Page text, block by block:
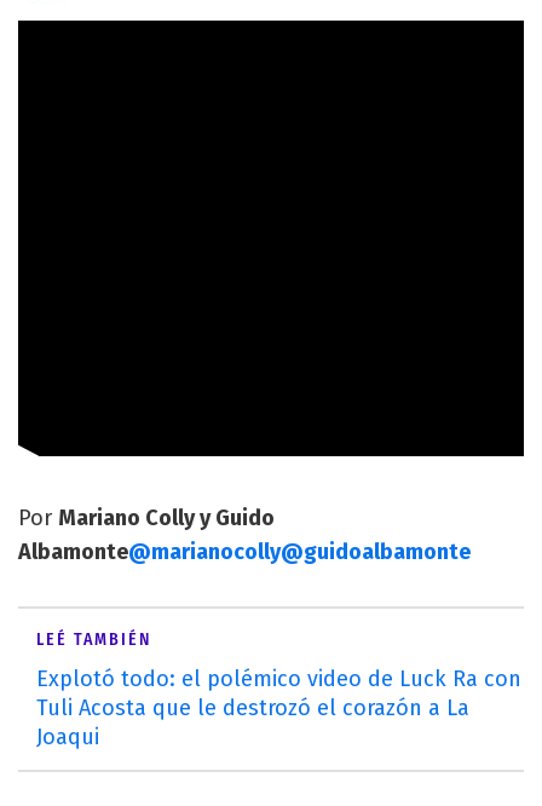
Por Mariano Colly y Guido
Albamonte@marianocolly@guidoalbamonte
LEÉ TAMBIÉN
Explotó todo: el polémico video de Luck Ra con
Tuli Acosta que le destrozó el corazón a La
Joaqui